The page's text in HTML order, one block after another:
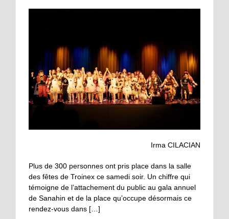
Irma CILACIAN
Plus de 300 personnes ont pris place dans la salle
des fêtes de Troinex ce samedi soir. Un chiffre qui
témoigne de l’attachement du public au gala annuel
de Sanahin et de la place qu’occupe désormais ce
rendez-vous dans […]